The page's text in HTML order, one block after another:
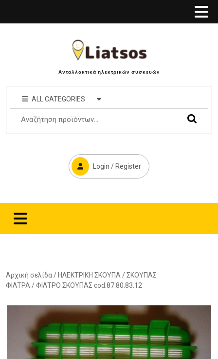
Ανταλλακτικά ηλεκτρικών συσκευών
ALL CATEGORIES
Login / Register
Αρχική σελίδα / ΗΛΕΚΤΡΙΚΗ ΣΚΟΥΠΑ /ΣΚΟΥΠΑΣ
ΦΙΛΤΡΑ / ΦΙΛΤΡΟ ΣΚΟΥΠΑΣ cod.87.80.83.12